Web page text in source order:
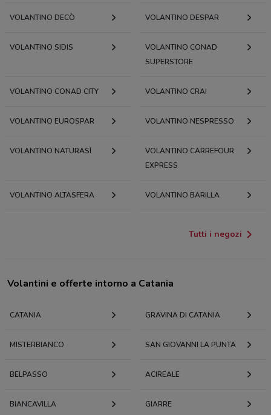
VOLANTINO DECÒ VOLANTINO DESPAR
VOLANTINO SIDIS
VOLANTINO CONAD
SUPERSTORE
VOLANTINO CONAD CITY VOLANTINO CRAI
VOLANTINO EUROSPAR VOLANTINO NESPRESSO
VOLANTINO NATURASÌ
VOLANTINO CARREFOUR
EXPRESS
VOLANTINO ALTASFERA VOLANTINO BARILLA
Tutti i negozi
Volantini e offerte intorno a Catania
CATANIA GRAVINA DI CATANIA
MISTERBIANCO SAN GIOVANNI LA PUNTA
BELPASSO ACIREALE
BIANCAVILLA GIARRE